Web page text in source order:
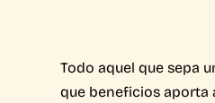
Todo aquel que sepa
que beneficios aporta